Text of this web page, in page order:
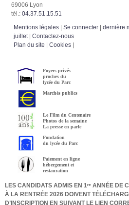
69006 Lyon
tél.:04.37.51.15.51
Mentions légales |Se connecter |dernière
juillet|Contactez-nous
Plan du site |Cookies
Foyers privés
proches du
lycée du Parc
Marchés publics
Le Film du Centenaire
Photos de la semaine
La presse en parle
Fondation
du lycée du Parc
Paiement en ligne
hébergement et
restauration
LES CANDIDATS ADMIS EN 1ʳᵉ ANNÉE DE
À LA RENTRÉE 2026 DOIVENT
D’INSCRIPTION EN SUIVANT LE LIEN